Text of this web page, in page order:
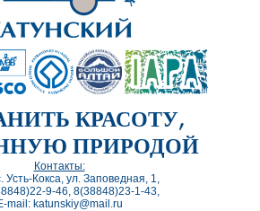
КРАСОТУ,
ПРИРОДОЙ
Контакты:
Усть-Кокса, ул. Заповедная, 1,
9-46, 8(38848)23-1-43,
mail: katunskiy@mail.ru